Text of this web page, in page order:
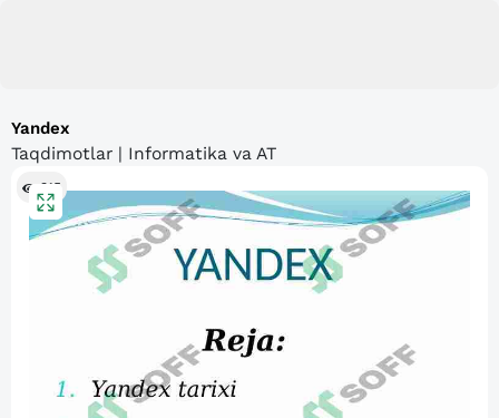
Yandex
Taqdimotlar | Informatika va AT
315